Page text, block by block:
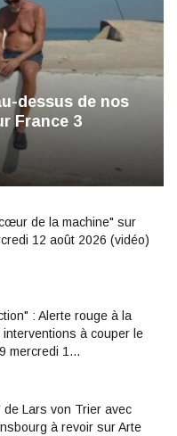
dessus de nos
France 3
de la machine" sur
12 août 2026 (vidéo)
: Alerte rouge à la
à couper le
mercredi 1…
de Lars von Trier avec
à revoir sur Arte